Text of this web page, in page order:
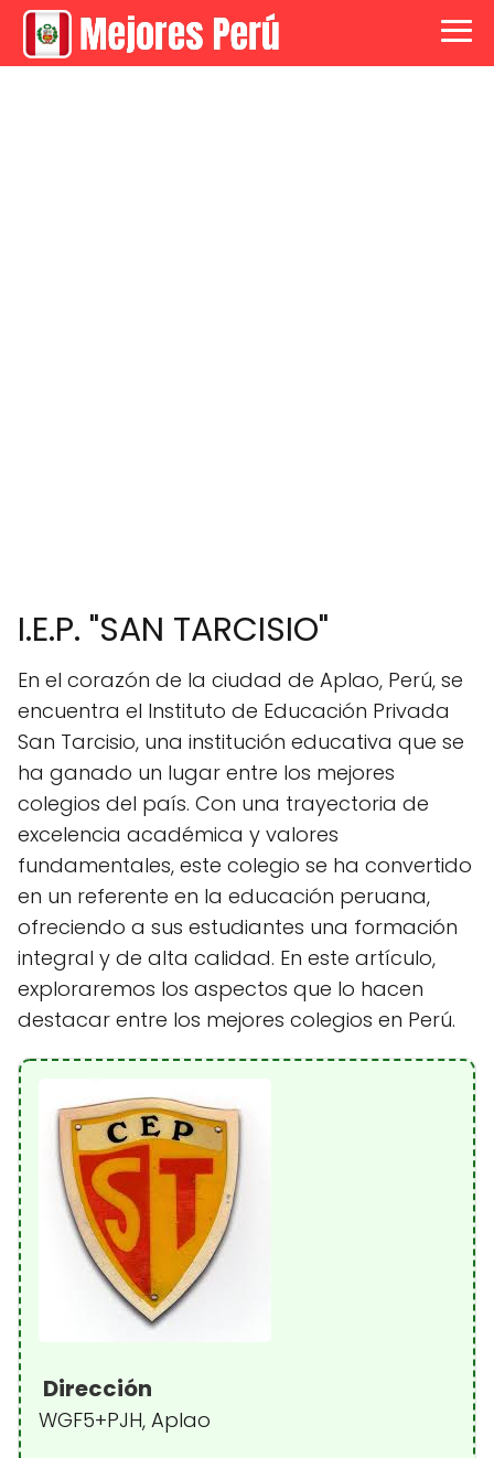
I.E.P. "SAN TARCISIO"
En el corazón de la ciudad de Aplao, Perú, se
encuentra el Instituto de Educación Privada
San Tarcisio, una institución educativa que se
ha ganado un lugar entre los mejores
colegios del país. Con una trayectoria de
excelencia académica y valores
fundamentales, este colegio se ha convertido
en un referente en la educación peruana,
ofreciendo a sus estudiantes una formación
integral y de alta calidad. En este artículo,
exploraremos los aspectos que lo hacen
destacar entre los mejores colegios en Perú.
Dirección
WGF5+PJH, Aplao